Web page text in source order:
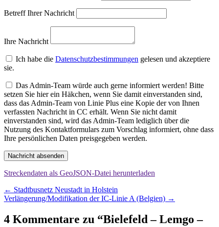
Betreff Ihrer Nachricht
Ihre Nachricht
Ich habe die Datenschutzbestimmungen gelesen und akzeptiere
sie.
Das Admin-Team würde auch gerne informiert werden! Bitte
setzen Sie hier ein Häkchen, wenn Sie damit einverstanden sind,
dass das Admin-Team von Linie Plus eine Kopie der von Ihnen
verfassten Nachricht in CC erhält. Wenn Sie nicht damit
einverstanden sind, wird das Admin-Team lediglich über die
Nutzung des Kontaktformulars zum Vorschlag informiert, ohne dass
Ihre persönlichen Daten preisgegeben werden.
Nachricht absenden
Streckendaten als GeoJSON-Datei herunterladen
Beitragsnavigation
← Stadtbusnetz Neustadt in Holstein
Verlängerung/Modifikation der IC-Linie A (Belgien) →
4 Kommentare zu “Bielefeld – Lemgo –